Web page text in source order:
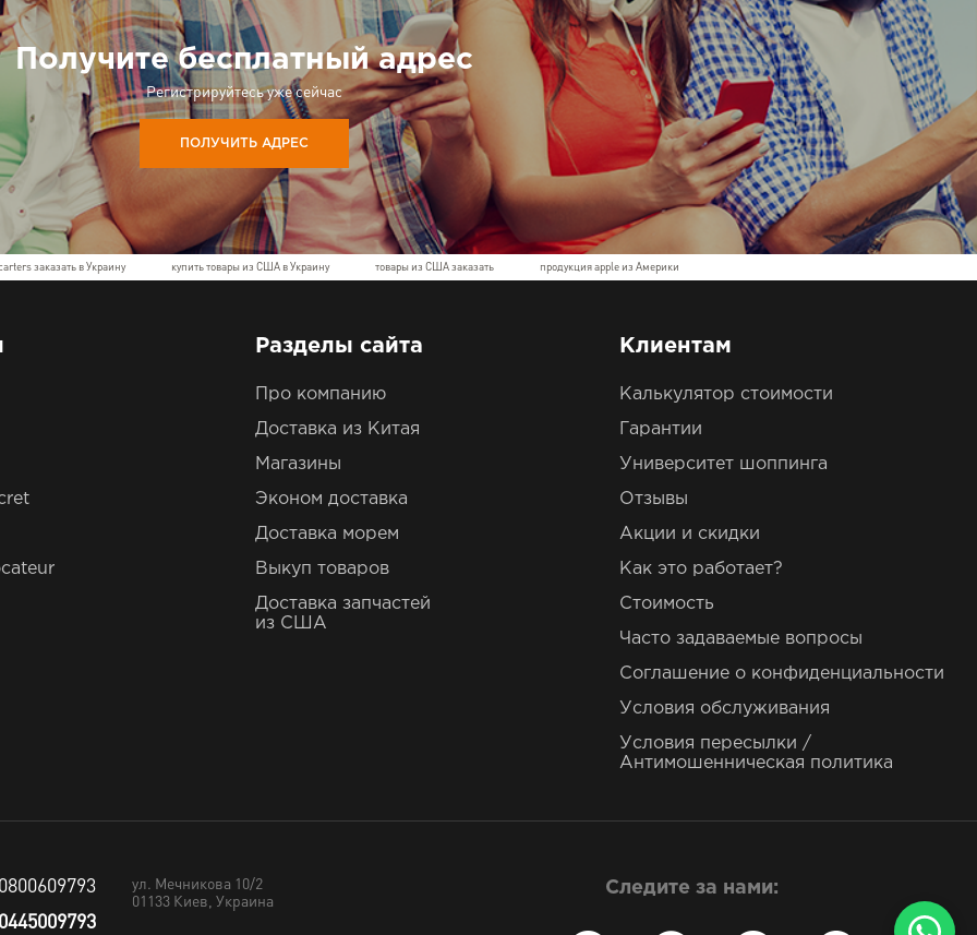
Получите бесплатный адрес
Регистрируйтесь уже сейчас
ПОЛУЧИТЬ АДРЕС
заказать в Украину купить товары из США в Украину товары из США заказать продукция apple из Америки
Разделы сайта
Про компанию
Доставка из Китая
Магазины
Эконом доставка
Доставка морем
Выкуп товаров
Доставка запчастей
из США
Клиентам
Калькулятор стоимости
Гарантии
Университет шоппинга
Отзывы
Акции и скидки
Как это работает?
Стоимость
Часто задаваемые вопросы
Соглашение о конфиденциальности
Условия обслуживания
Условия пересылки /
Антимошенническая политика
0800609793
0445009793
ул. Мечникова 10/2
01133 Киев, Украина
Следите за нами: